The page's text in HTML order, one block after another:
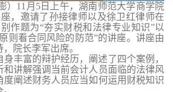
） 11 月 5日上午，湖南师范大学商学院
，邀请了孙接律师以及徐卫红律师在
作题为“夯实财税和法律专业知识”以
则看合同风险的防范”的讲座。讲座由
院长李军出席。
身丰富的辩护经历 ， 阐述了四个案例 ，
和讲解强调当前会计人员面临的法律风
度阐述财务人员应当如何运用财税知识